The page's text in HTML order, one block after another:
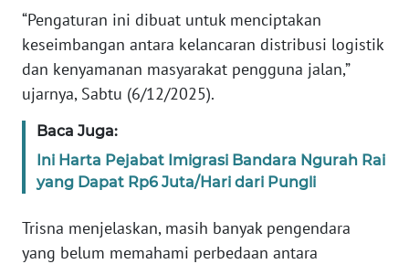
“Pengaturan ini dibuat untuk menciptakan
keseimbangan antara kelancaran distribusi logistik
dan kenyamanan masyarakat pengguna jalan,”
ujarnya, Sabtu (6/12/2025).
Baca Juga:
Ini Harta Pejabat Imigrasi Bandara Ngurah Rai
yang Dapat Rp6 Juta/Hari dari Pungli
Trisna menjelaskan, masih banyak pengendara
yang belum memahami perbedaan antara
WN
KEPRI
WN
PAPUA
WN
BARAT